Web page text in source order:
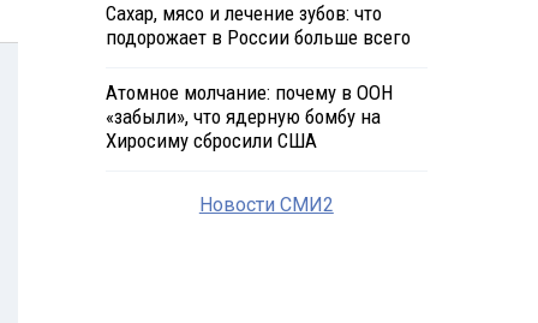
Сахар, мясо и лечение зубов: что
подорожает в России больше всего
Атомное молчание: почему в ООН
«забыли», что ядерную бомбу на
Хиросиму сбросили США
Новости СМИ2